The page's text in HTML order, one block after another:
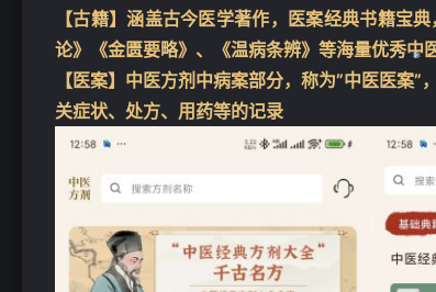
【古籍】涵盖古今医学著作，医案经典书籍宝
论》《金匮要略》、《温病条辨》等海量优秀
【医案】中医方剂中病案部分，称为”中医医案
关症状、处方、用药等的记录
❄